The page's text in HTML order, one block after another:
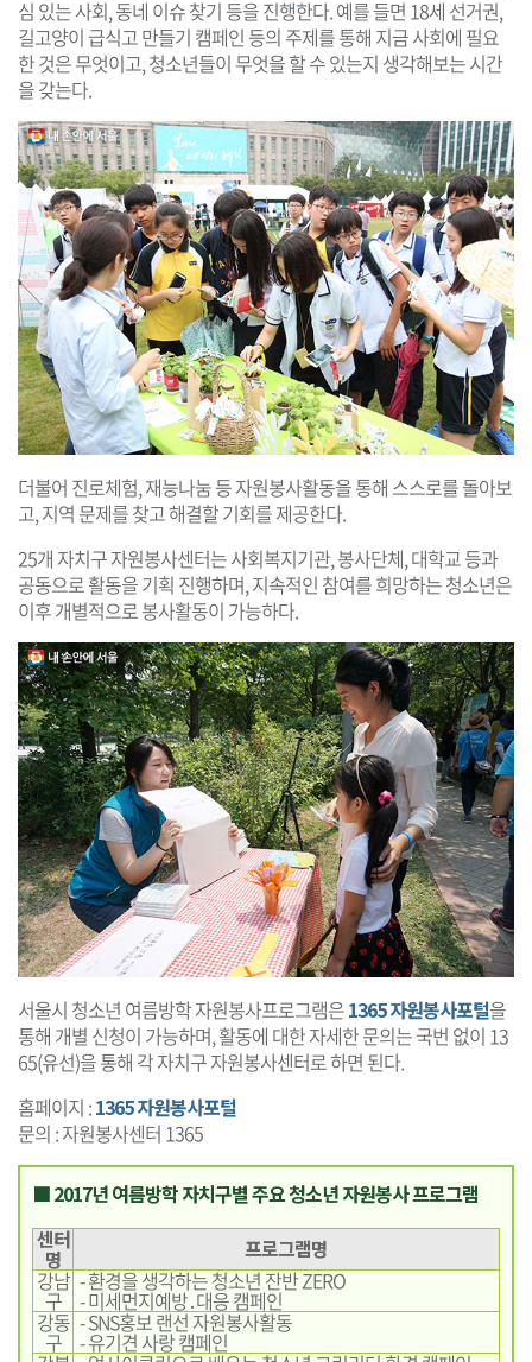
심 있는 사회, 동네 이슈 찾기 등을 진행한다. 예를 들면 18세 선거권,
길고양이 급식고 만들기 캠페인 등의 주제를 통해 지금 사회에 필요
한 것은 무엇이고, 청소년들이 무엇을 할 수 있는지 생각해보는 시간
을 갖는다.
더불어 진로체험, 재능나눔 등 자원봉사활동을 통해 스스로를 돌아보
고, 지역 문제를 찾고 해결할 기회를 제공한다.
25개 자치구 자원봉사센터는 사회복지기관, 봉사단체, 대학교 등과
공동으로 활동을 기획 진행하며, 지속적인 참여를 희망하는 청소년은
이후 개별적으로 봉사활동이 가능하다.
서울시 청소년 여름방학 자원봉사프로그램은1365 자원봉사포털을
통해 개별 신청이 가능하며, 활동에 대한 자세한 문의는 국번 없이 13
65(유선)을 통해 각 자치구 자원봉사센터로 하면 된다.
홈페이지 :1365 자원봉사포털
문의 : 자원봉사센터 1365
■ 2017년 여름방학 자치구별 주요 청소년 자원봉사 프로그램
센터
명
프로그램명
강남
구
- 환경을 생각하는 청소년 잔반 ZERO
- 미세먼지예방․대응 캠페인
강동
구
- SNS홍보 랜선 자원봉사활동
- 유기견 사랑 캠페인